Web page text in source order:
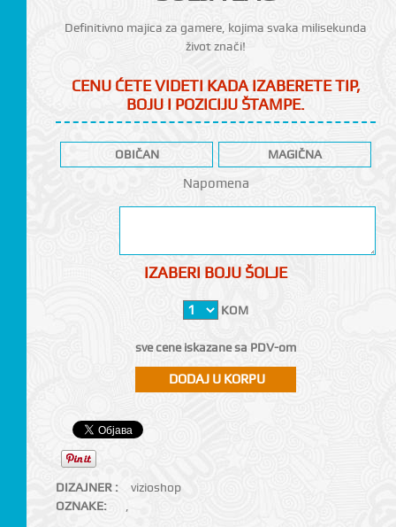
Definitivno majica za gamere, kojima svaka milisekunda
život znači!
CENU ĆETE VIDETI KADA IZABERETE TIP,
BOJU I POZICIJU ŠTAMPE.
OBIČAN MAGIČNA
Napomena
IZABERI BOJU ŠOLJE
KOM
sve cene iskazane sa PDV-om
DIZAJNER :
vizioshop
OZNAKE: